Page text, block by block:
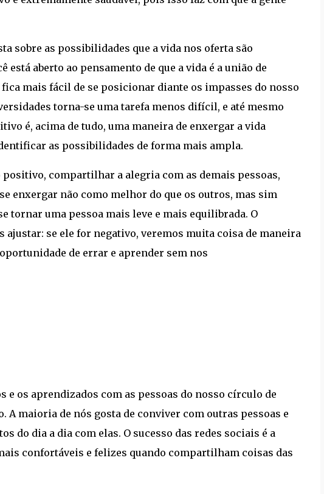
sobre as possibilidades que a vida nos oferta são
está aberto ao pensamento de que a vida é a união de
mais fácil de se posicionar diante os impasses do nosso
torna-se uma tarefa menos difícil, e até mesmo
é, acima de tudo, uma maneira de enxergar a vida
as possibilidades de forma mais ampla.
compartilhar a alegria com as demais pessoas,
enxergar não como melhor do que os outros, mas sim
tornar uma pessoa mais leve e mais equilibrada. O
se ele for negativo, veremos muita coisa de maneira
de errar e aprender sem nos
os aprendizados com as pessoas do nosso círculo de
A maioria de nós gosta de conviver com outras pessoas e
do dia a dia com elas. O sucesso das redes sociais é a
confortáveis e felizes quando compartilham coisas das